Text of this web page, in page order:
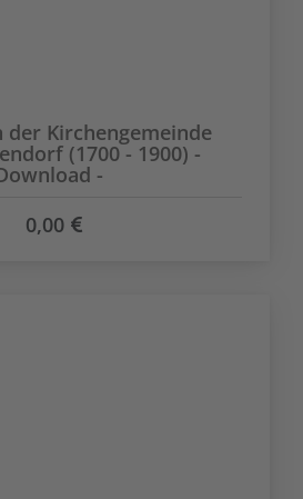
der Kirchengemeinde
(1700 - 1900) -
-
0,00